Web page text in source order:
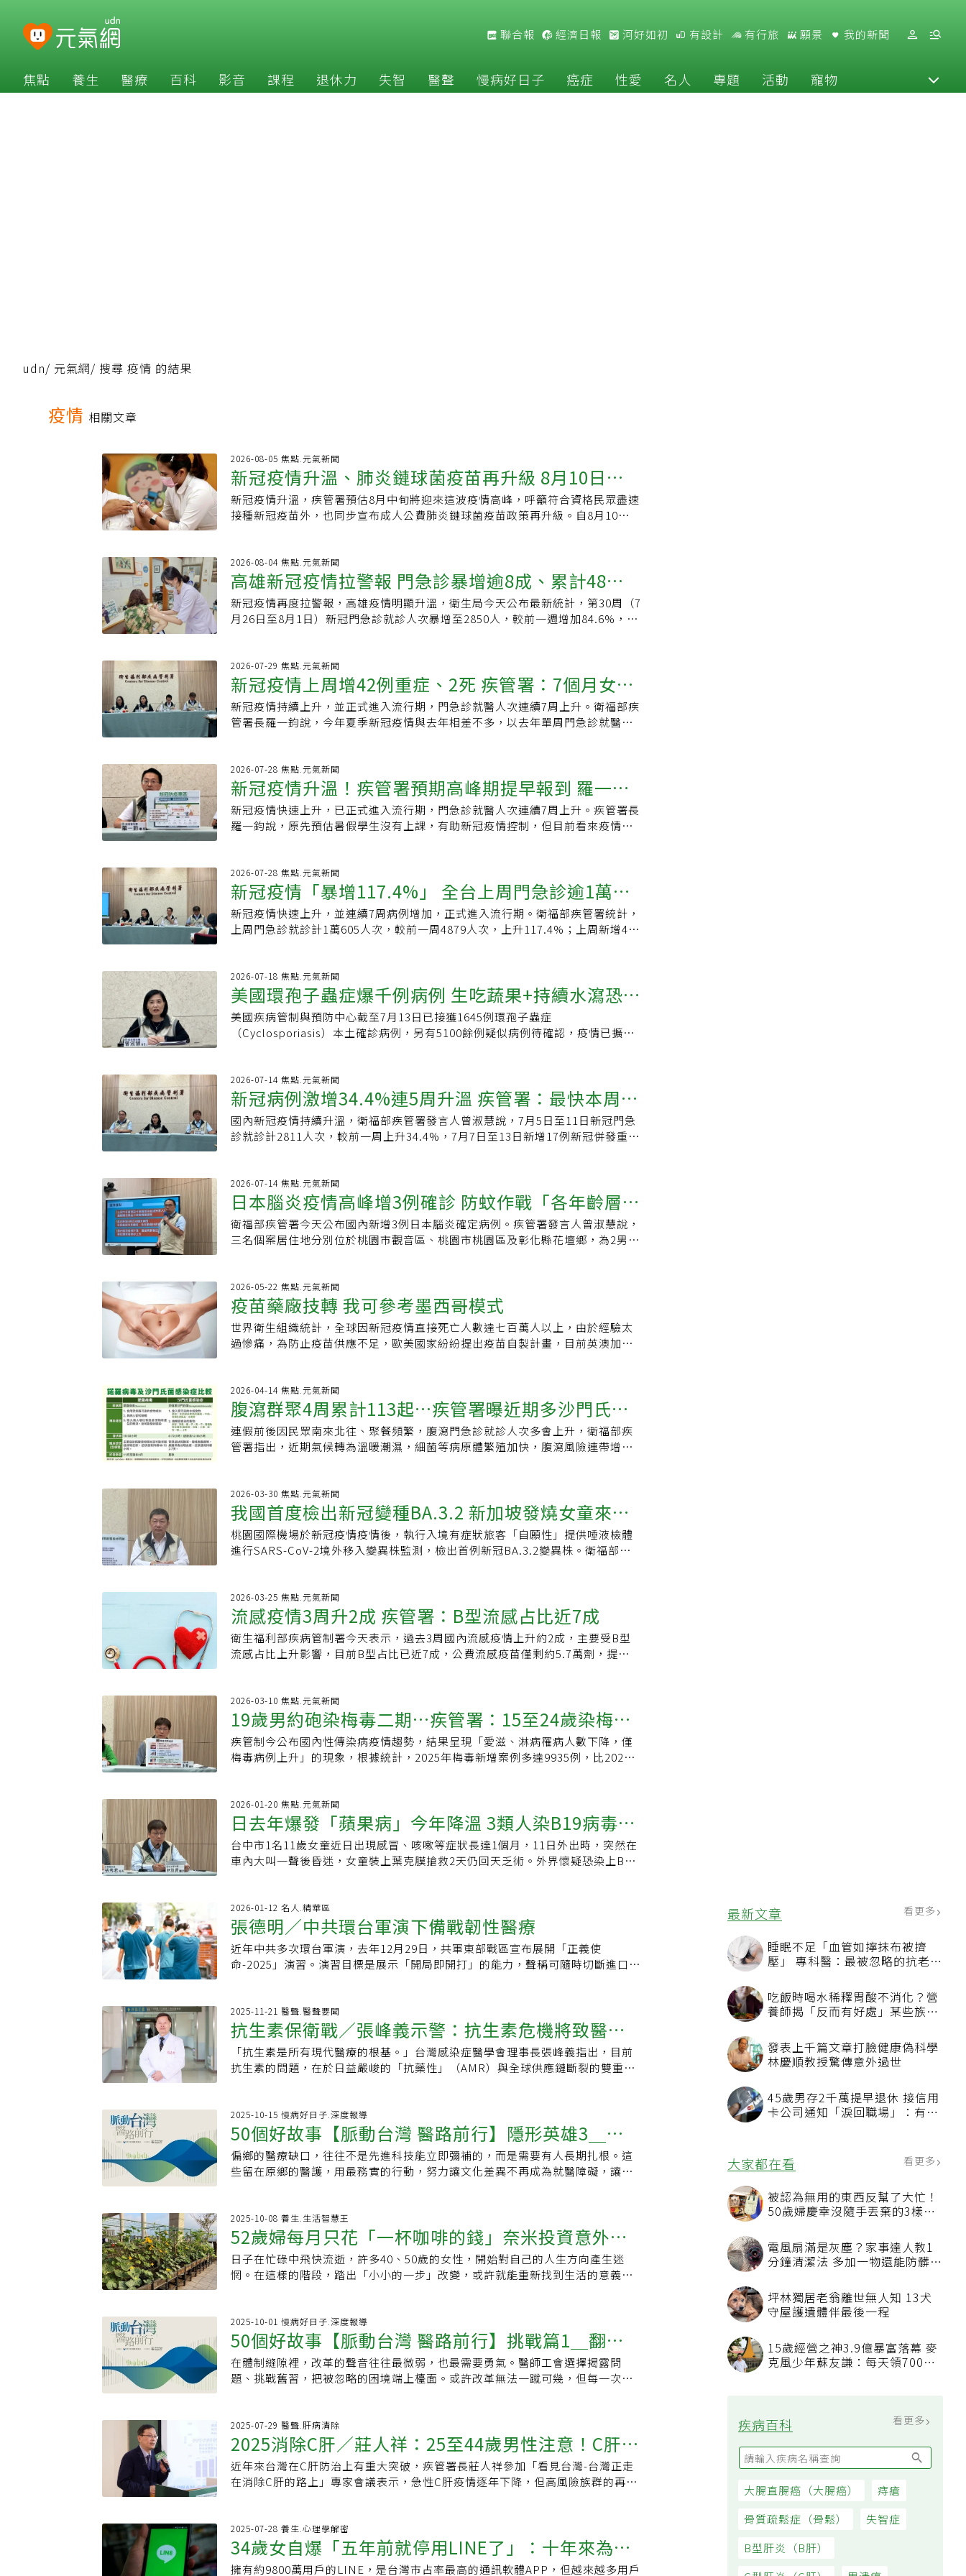
聯合報 經濟日報 河好如初 有設計 有行旅 願景 我的新聞
焦點 養生 醫療 百科 影音 課程 退休力 失智 醫聲 慢病好日子 癌症 性愛 名人 專題 活動 寵物
睡眠不足「血管如擰抹布被擠
壓」 專科醫：最被忽略的抗老方
法
吃飯時喝水稀釋胃酸不消化？營
養師揭「反而有好處」某些族群
才要禁
林慶順教授驚傳意外過世
udn/ 元氣網/ 搜尋 疫情 的結果
疫情 相關文章
2026-08-05 焦點.元氣新聞
新冠疫情升溫、肺炎鏈球菌疫苗再升級 8月10日起
「一劑搞定」
新冠疫情升溫，疾管署預估8月中旬將迎來這波疫情高峰，呼籲符合資格民眾盡速
接種新冠疫苗外，也同步宣布成人公費肺炎鏈球菌疫苗政策再升級。自8月10日
（PCV13＋PPV23）的兩劑接種模式。疾管署指出，今年1月15日起，已提供65
歲以上長者、55至64歲原住民，以及19至64歲侵襲性肺炎鏈球菌感染症（IPD）
高風險族群公費接種1劑PCV20，如今再新增PCV21供民眾選擇。經衛福部傳染病
防治諮詢會預防接種組（ACIP）綜合臨床試驗、國際接種建議及國內流行病學資
料評估，認為PCV20與PCV21保護效果沒有優劣之分，符合資格者可依醫師建議
15價疫苗者，只要符合規定間隔時間，也可銜接補接1劑新型疫苗。不過，若過去
已完整接種PCV13（或PCV15）加PPV23，或已接種過PCV20、PCV21者，原則
上已具完整保護力，不需再次施打。而19至64歲高風險族群若於65歲前已完成舊
制接種，年滿65歲且距前一劑滿5年後，可再追加1劑PCV20或PCV21，以進一步
性病患者常見的致命感染源之一，感染後可能造成嚴重併發症，尤其65歲以上長
者、免疫功能低下者及多重慢性病患者，罹患重症與死亡風險明顯較高。疾管署
希望透過簡化接種流程，由過去兩劑改為單劑接種，提高民眾接種意願，建立更
完整的免疫保護。新冠疫情預估於8月中旬將達疫情高峰，疾管署已發函提醒醫
界，目前新冠感染個案仍應優先使用倍拉維（Paxlovid）及瑞德西韋
治療選項，確保高風險患者仍能及時接受抗病毒治療，降低重症及死亡風險。
2026-08-04 焦點.元氣新聞
高雄新冠疫情拉警報 門急診暴增逾8成、累計48例7
死
新冠疫情再度拉警報，高雄疫情明顯升溫，衛生局今天公布最新統計，第30周（7
月26日至8月1日）新冠門急診就診人次暴增至2850人，較前一週增加84.6%，累
市疫苗庫存僅剩1萬餘劑，衛生局呼籲符合資格民眾盡快接種，以免錯失保護力。
衛生局指出，高雄截至目前累計48例新冠併發重症，其中7例死亡，死亡個案皆為
65歲以上長者，反映高齡族群仍是疫情衝擊最嚴重的一群。目前高雄65歲以上長
者疫苗接種率僅25.8%，仍有近四分之三長者處於保護力不足狀態，若本身有慢
性疾病，更應儘速完成接種，以降低重症及死亡風險。疫情升溫也帶動疫苗施打
自去年10月1日起滿6個月以上、尚未接種本季疫苗者皆符合資格，尤其經常搭乘
大眾運輸、出入人潮密集場所，或近期有出國規畫民眾，更應把握最後接種機
會，也能降低將病毒帶回家中、傳染高齡親友風險。衛生局提醒，疫苗接種後約
需2周才能建立足夠保護力，除接種疫苗外，民眾仍應落實自主防疫，進入醫療院
2026-07-29 焦點.元氣新聞
新冠疫情上周增42例重症、2死 疾管署：7個月女嬰
成今年最小重症病例
新冠疫情持續上升，並正式進入流行期，門急診就醫人次連續7周上升。衛福部疾
管署長羅一鈞說，今年夏季新冠疫情與去年相差不多，以去年單周門急診就醫逾1
亡，其中，42例本土重症病例創今年新高，更有今年年齡最小的重症個案。疾管
署防疫醫師林詠青說，2位死亡病例中，一名為70多歲男性，患有糖尿病等慢性疾
病，於去年10月曾接種新冠疫苗，但未接種第2劑疫苗，7月中旬出現發燒症狀，
並到醫院就醫，經新冠快篩為陽性，給予抗病毒藥物治療，但2天後卻出現意識喪
失，失去呼吸、心跳，經急救無效於當天死亡，死因為新冠病毒感染，合併雙側
未曾接種。7月下旬，家屬發現女嬰出現全身發燙症狀，送醫過程中又出現全身抽
搐、眼睛上吊、嘴唇發紫等症狀，經確診感染新冠病毒，並收治於加護病房治
療，目前已經退燒、恢復意識，但仍在加護病房觀察中。林詠青說，目前已開放6
個月以上的全國民眾都能接種新冠疫苗，呼籲符合接種條件應盡速接種。另提醒
險。
2026-07-28 焦點.元氣新聞
新冠疫情升溫！疾管署預期高峰期提早報到 羅一
鈞：落在8月「這時候」
新冠疫情快速上升，已正式進入流行期，門急診就醫人次連續7周上升。疾管署長
羅一鈞說，原先預估暑假學生沒有上課，有助新冠疫情控制，但目前看來疫情比
原期一至二周，9月下旬開始下降。疾管署統計，7月20至26日接種疫苗人數，包
括第一劑、第二劑合計為7607人，相較前一周的2655劑，打氣明顯翻了3倍。羅
一鈞指出，各縣市衛生局回報新冠疫苗的需求量都有明顯上升。因此，昨天、今
天已配送6000劑疫苗給予台北市，全國共配送2.8萬劑，7月30日會再配送8萬
劑，預估本周共配送10.8萬劑疫苗。羅一鈞表示，去年5月中旬至7月的夏季流行
應台北市基層診所及民眾的需求。至於藥物，有民眾反應先前染疫時，醫師多開
立莫納皮拉維，但這次好像拿不到。羅一鈞說，主因是食藥署給予莫納皮拉維的
緊急授權已在2024年12月31日屆期，最後剩下的500多人份已在7月25日全數屆
效，目前全數改用舒冠效（Xocova），目前有1.7萬人份，此為日本藥物，也是
拉維（Paxlovid）尚有16.8萬人份、注射用瑞德西韋庫存15.3萬劑。羅一鈞提
醒，原本預估說暑假因學生沒有上課，有助新冠疫情控制，但目前看來疫情反而
比預估提早達到高峰期，且單周就診人次也有稍微上修，因此暑期人潮活動多，
仍提醒民眾盡速施打疫苗，有症狀時應快篩、就醫，並多洗手、戴口罩。
2026-07-28 焦點.元氣新聞
新冠疫情「暴增117.4%」 全台上周門急診逾1萬人
次
新冠疫情快速上升，並連續7周病例增加，正式進入流行期。衛福部疾管署統計，
上周門急診就診計1萬605人次，較前一周4879人次，上升117.4%；上周新增42
月起，累計203例新冠併發重症本土病例，其中25例死亡，重症病例以65歲以上
長者占73.4%、具慢性病史者占83.7%，90.6%未接種本季新冠疫苗；近4周本土
病例變異株以NB.1.8.1為主。截至今年7月26日，本季新冠疫苗接種累計約174.2
萬人次，65歲以上長者接種率分別為第1劑21.01%、第2劑0.56%。資料顯示國內
重症病例仍以65歲以上長者及具慢性病史者為多，且9成以上都未接種本季新冠疫
Moderna疫苗約43.5萬劑及Novavax疫苗約0.2萬劑，其中Novavax新冠疫苗效
期至7月31日，呼籲尚未接種本季新冠疫苗者踴躍接種。也提醒65歲以上長者、
55歲以上原住民及免疫不全者等3類高風險對象，若已接種1劑且間隔6個月（180
天），請儘速接種第2劑，提升保護力，有效降低重症或死亡發生風險。疾管署表
瑞德西韋亦有庫存15.3萬劑。全球新冠陽性率近期上升，除東南亞及非洲區署，
各區署呈上升趨勢；鄰近的中國大陸、香港及日本疫情均上升，美國疫情自低點
略升；全球流行變異株以NB.1.8.1為主，其次為XFG及JN.1。
2026-07-18 焦點.元氣新聞
美國環孢子蟲症爆千例病例 生吃蔬果+持續水瀉恐已
被寄生蟲感染
美國疾病管制與預防中心截至7月13日已接獲1645例環孢子蟲症
（Cyclosporiasis）本土確診病例，另有5100餘例疑似病例待確認，疫情已擴及
師近期旅遊史。環孢子蟲症非我國法定傳染病，目前不會發布旅遊疫情警示。曾
淑慧說明，環孢子蟲症是由寄生蟲「環孢子蟲」（Cyclosporacayetanensis）所
引起的腸胃道感染，主要經由食用或飲用受汙染的食物或水而感染，感染後約2至
14天（平均約1周）開始出現症狀，最常見為持續性水樣腹瀉，也可能伴隨腹痛、
腹部絞痛、腹脹、食慾下降、噁心、疲倦及體重減輕等症狀；若未接受適當治
鮮蔬果有關。曾淑慧表示，預防環孢子蟲症應落實飲食及飲水衛生，食用生鮮蔬
果前應充分清洗，飲用安全潔淨的飲用水，避免飲用未經煮沸的水及食用來源不
明的生食；處理食物前、如廁後及進食前應以肥皂及清水確實洗手，並注意生、
熟食分開處理，避免交叉汙染，以降低感染風險。曾淑慧說，民眾如出現持續性
飲食史及接觸史，以利醫師及早診斷、治療及必要時進行相關檢驗。至於會不會
提升旅遊警示，曾淑慧表示，國內發布旅遊疫情建議等級主要是以法定傳染病、
疾病嚴重度來做評估，而環孢子蟲症非我國法定傳染病，在其他多數國家也不是
法定傳染病，目前不會發布旅遊疫情警示；疾管署會持續監測美國當地疫情狀
況。
2026-07-14 焦點.元氣新聞
新冠病例激增34.4%連5周升溫 疾管署：最快本周進
入流行期
國內新冠疫情持續升溫，衛福部疾管署發言人曾淑慧說，7月5日至11日新冠門急
診就診計2811人次，較前一周上升34.4%，7月7日至13日新增17例新冠併發重症
恐達5000人次。曾淑慧說，當醫院急診收治新冠病毒確診人次比率達疫情流行閾
值0.3%，即進入流行期。一旦新冠疫情進入流行期後，約為一個月至一個半月進
入高峰期，預計8月中旬至下旬達高峰期。疾管署統計，2023年夏季新冠疫情高
峰期感染達20萬人次，2024年12萬人次，2025年5、6月間有7萬多人次，預計今
年夏季新冠高峰期就診人次約5萬人次。不只台灣，中國大陸、日本、南韓、香港
保護力明顯減弱。多數民眾於秋冬接種疫苗或感染，到了隔年夏季，整體免疫保
護力降低，社區中易感族群增加，容易形成疫情。其次，新冠病毒持續演化，這
些變異株具有不同程度的免疫逃脫能力，使曾接種疫苗或感染者仍可能再次感
染。最後，雖然學校停課，但暑假旅遊、聚會增加與長時間待在空調室內等因
族群，應接種最新新冠疫苗，維持足夠保護力，降低感染後發生重症及死亡風
險。曾淑慧指出，自去年10月起，累計136例新冠併發重症本土病例，其中18例
死亡，重症病例以65歲以上長者占72.1%，及具慢性病史者占83.8%為多，
94.9%未接種本季新冠疫苗。全球近期新冠病毒陽性率上升，除東地中海呈下降
趨勢，其餘皆呈上升趨勢；鄰近國家與地區，如中國、香港、日本、韓國及新加
率分別為第1劑20.97%、第2劑0.51%。國際研究發現，接種當季新冠疫苗，可在
既有免疫力基礎上提供額外保護，可降低約48%至50%，因新冠病毒至急診或緊
急門診就醫風險，可降低約53%至55%住院風險。曾淑慧提醒，民眾出入醫療照
護機構及於人潮聚集且無法保持適當距離或通風不良場所時，建議自主佩戴口
市售家用快篩，並經醫師評估可針對具重症風險因子的新冠快篩陽性者開立抗病
毒藥物，降低感染後導致嚴重併發症或死亡風險。
2026-07-14 焦點.元氣新聞
日本腦炎疫情高峰增3例確診 防蚊作戰「各年齡層都
有風險」
衛福部疾管署今天公布國內新增3例日本腦炎確定病例。疾管署發言人曾淑慧說，
三名個案居住地分別位於桃園市觀音區、桃園市桃園區及彰化縣花壇鄉，為2男1
目前均住院治療中。疾管署防疫醫師林詠青說，桃園市觀音區及桃園區兩名個案
都是男性，本身都有一些慢性病。三位個案於六月中旬出現症狀，因症狀為腦炎
症狀，醫師通報日本腦炎，經疾管署實驗室檢驗確診。此三名個案因感染腦炎，
甚至有出現血氧下降情形，或有抽搐狀況，而入住加護病房。目前兩名男性個案
意識狀態都還沒有恢復，所以繼續在加護病房治療。至於，彰化縣花壇鄉的七十
查，3名個案居住地附近均有水稻田或鴿舍及豬舍等高風險場域，衛生單位已於個
案居住地周邊高風險場域懸掛誘蚊燈，提醒當地醫療院所提高通報警覺，同時加
強民眾衛教宣導及適齡幼童預防接種等防治措施。疾管署監測資料顯示，國內今
年已累計5例確定病例，台灣每年5至10月為日本腦炎流行季，其中6至7月為流行
都有感染風險，提醒民眾應提高警覺，不可掉以輕心。曾淑慧說，台灣傳播日本
腦炎的病媒蚊以三斑家蚊、環紋家蚊及白頭家蚊為主，常孳生於水稻田、池塘及
灌溉溝渠等處。大部分的人感染日本腦炎無明顯症狀，有症狀者會有頭痛、發燒
等症狀，嚴重則可能出現意識改變、對人時地不能辨別、全身無力等，甚至昏迷
或死亡。曾淑慧提醒，民眾應儘量避免於清晨或傍晚等病媒蚊活動時段，於豬
伊默克(IR3535)成分的防蚊藥劑。疾管署呼籲，預防日本腦炎最有效的方法為接
種日本腦炎疫苗，我國幼兒常規接種時程為出生滿15個月接種第1劑，間隔12個
月接種第2劑，民眾應按時帶家中適齡幼兒至各地衛生所或合約院所接種日本腦炎
疫苗，以避免因感染衍生嚴重後遺症。若住家或活動地鄰近豬舍、水稻田等高風
2026-05-22 焦點.元氣新聞
疫苗藥廠技轉 我可參考墨西哥模式
世界衛生組織統計，全球因新冠疫情直接死亡人數達七百萬人以上，由於經驗太
過慘痛，為防止疫苗供應不足，歐美國家紛紛提出疫苗自製計畫，目前英澳加等
力。疫苗研發是阻止新興病毒的主要工具，新冠疫情期間各國都面臨疫苗不足的
困境，英國在二○二一年至二○二二年間與國際藥廠簽署十年的合作關係，直接
設立ｍＲＮＡ原藥生產與臨床研發的基地，朝向「本土製造」的疫苗供應鏈前
進，並建立多產品生產能力，常態性可年產一億劑，但在疫情大流行時可擴充生
產二點五億劑，達自給自足的目的，該項計畫已在今年三月進入營運階段。同
人及澳洲主權。該設施正式運作後，也可年產一億劑疫苗，除持續供應新冠疫苗
外，技術平台也能快速開發禽流感或其他新出現病原體的疫苗。至於北美加拿大
則強調在地化供應鏈模式，國際藥廠在加拿大建立製造設施，並與當地研發團隊
合作及當地工廠自動充填，強化生產與供應鏈韌性，在去年九月已產出首批加拿
術轉移給墨西哥的本土藥廠，並利用既有的充填分裝能力，強化墨西哥在地生產
的能力。台大醫學院小兒科特聘教授黃立民認為，日本及韓國都曾經提到與國際
藥廠合作的計畫，而台灣或許可以參考墨西哥模式，由國際藥廠技轉相關技術，
在地生產充填分裝是較理想的狀況。
2026-04-14 焦點.元氣新聞
腹瀉群聚4周累計113起…疾管署曝近期多沙門氏菌
感染 研判疫情還會上升
連假前後因民眾南來北往、聚餐頻繁，腹瀉門急診就診人次多會上升，衛福部疾
管署指出，近期氣候轉為溫暖潮濕，細菌等病原體繁殖加快，腹瀉風險連帶增
上升，呼籲民眾參與近期宮廟進香活動，應注意手部衛生。疾管署指出，國內第
14周，4月5日至11日間，因腹瀉至醫院門急診就診人次，達12萬5205人次，較
前一周11萬9787人次上升4.5%。疾管署疫情中心主任郭宏偉指出，全國近4周共
接獲113起腹瀉群聚通報案件，發生場所以餐旅宿業為主，其中依病原體區分，檢
出諾羅病毒比率78.1%，細菌行病原則占12.5%，分別為金黃色葡萄球菌4件、沙
廟盛事有關。曾淑慧指出，近期氣溫上升，病原體繁殖速度增加，容易引發腸胃
道傳染性疾病，呼籲民眾參與進香活動時，應注意手部衛生、呼吸道禮節，也要
確保食物「煮熟再吃」，如有相關症狀，盡量待在家中休息。曾淑慧說，上周2起
重大腹瀉群聚事件，均為沙門氏菌感染，而整體案件中大宗為諾羅感染，分析二
物，如未煮熟的雞蛋、肉類等，或接觸受感染的家禽、馬牛等。諾羅病毒主要症
狀為腹瀉或嘔吐，並伴隨低燒等症狀，通常持續時間為48至72小時，潛伏期10至
50小時，好發時間為每年11月至隔年4月；沙門氏菌常見症狀包括腹瀉、發燒、
腹痛等，嚴重時可能出現血便，症狀通常持續2至7天，好發時間為夏季。曾淑慧
建議民眾應避免生食生飲，澈底煮熟後再食用；食品應妥善覆蓋與保存，食用前
2026-03-30 焦點.元氣新聞
我國首度檢出新冠變種BA.3.2 新加坡發燒女童來台
旅遊一周
桃園國際機場於新冠疫情疫情後，執行入境有症狀旅客「自願性」提供唾液檢體
進行SARS-CoV-2境外移入變異株監測，檢出首例新冠BA.3.2變異株。衛福部疾
關注該病毒於各類新冠病毒的占比及流行情形。林明誠說，檢出個案為新加坡籍
10歲女童，屬於境外移入個案，其3月14日搭機來台旅遊，個案因發燒至38.5
度，由疾管署桃機檢疫站攔檢，且自願提供唾液檢體篩檢，經送疾管署研檢中心
檢驗，驗出BA.3.2。該女童入境前14天皆在新加坡，來台旅遊為3月14日至20
日。經檢疫人員進階詢問，個案近12個月內未接種新冠疫苗。林明誠說，經
以NB.1.8.1為多，若單看沖繩縣，近四周疫情上升1.2倍，第9周至第12周定醫平
均報告數自1.56上升至3.47。沖繩最近一周是全國第二高的縣，僅次於岩手縣，
但變異株資訊只有全國的，並沒有個別地區的資訊。林明誠說，依世界衛生組織
（WHO）評估，目前疫苗對BA.3.2仍具重症保護力，呼籲新冠重症高風險族群，
2026-03-25 焦點.元氣新聞
流感疫情3周升2成 疾管署：B型流感占比近7成
衛生福利部疾病管制署今天表示，過去3周國內流感疫情上升約2成，主要受B型
流感占比上升影響，目前B型占比已近7成，公費流感疫苗僅剩約5.7萬劑，提醒高
1周8萬9500人次上升6.5%。社區流行之呼吸道病原體，李佳琳說明，以流感病
毒為主，主要流行B型占69.6%，其次為A型H3N2占27.8%。3月17日至23日新
增12例流感併發重症病例及4例死亡病例；本流感季累計591例重症，其中118例
死亡，重症病例以65歲以上長者占60%及具慢性病史者占82%為多，82%未接種
本季流感疫苗。疾管署發言人林明誠表示，值得注意的是，流感疫情近3周疫情緩
年長者跟重症高風險族群仍要抓緊時間，趕快去打疫苗，以減低重症死亡風險。
國際疫情部分，疾管署表示，鄰近之日韓、中國及香港疫情均下降或低於基線
值，其中香港流行A型H3N2，其餘流行B型，新加坡疫情持平。
2026-03-10 焦點.元氣新聞
19歲男約砲染梅毒二期…疾管署：15至24歲染梅毒
病例年增8％ 增幅最高
疾管制今公布國內性傳染病疫情趨勢，結果呈現「愛滋、淋病罹病人數下降，僅
梅毒病例上升」的現象，根據統計，2025年梅毒新增案例多達9935例，比2024
年，全國新增愛滋病患者為879例、淋病6417例，與前年相比，分別下降12%與
16%，僅有梅毒病例上升2%。疾管署副主任李佳琳表示，梅毒罹病病例雖然以25
歲到34歲為最大宗，但15歲到24歲的年輕族群，從2020年起，就出現上升趨勢，
從2020年的938例，一路上升到去年的1892例。疾管署防疫醫師林詠青表示，梅
毒最大的陷阱是「你以為他痊癒了」，曾有一名19歲的男大生，使用交友軟體結
癒，沒想到兩個月後，手腳出現紅疹，合併發燒，經診斷已是梅毒第二期。林詠
青強調，梅毒的第一期為無痛性生殖器潰瘍（硬性下疳）、二期梅毒的手掌腳底
紅疹，這兩個期別都可能幾個禮拜後就會痊癒，事實上，這是梅毒的障眼法，梅
毒病毒此時正在體內大肆擴張，不僅會侵犯心臟血管、神經系統，此時也具有
類似感冒症狀，如發燒、喉嚨痛、倦怠或淋巴腫大，容易被忽略。一旦有不安全
性行為，一定要在七十二小時內盡速就醫，經醫師評估使用HIV暴露後預防性投
藥，並連續服藥28天，可大幅降低感染愛滋病毒的風險。疾管署指出，為提升國
人性傳染病防治知能及提升篩檢可近性，已於Line@疾管家建置「性健康友善資
源地圖」，內容包括愛滋自我篩檢/匿名篩檢院所及指定醫事機構、性傳染病匿名
2026-01-20 焦點.元氣新聞
日去年爆發「蘋果病」今年降溫 3類人染B19病毒需
注意...釀心肌炎恐致死
台中市1名11歲女童近日出現感冒、咳嗽等症狀長達1個月，11日外出時，突然在
車內大叫一聲後昏迷，女童裝上葉克膜搶救2天仍回天乏術。外界懷疑恐染上B19
率恐達3成。疾管署防疫醫師林詠青表示，B19病毒在日本被稱為「蘋果病」，國
內的正式的名稱為「傳染性紅斑」。B19微小病毒通常造成的症狀都是輕微，且
可以自行痊癒，傳染途徑與一般呼吸道傳染病類似，主要是透過飛沫傳染。人體
若暴露到病毒後，約經過4天到14天左右就會出現症狀，部分患者屬於「無症狀感
染者」。林詠青說，B19微小病毒主要是發生在小朋友身上，初期症狀如發燒、
症狀就需提高警覺，並提醒醫師孩子身體出現鮮紅色皮疹，而孩子的皮疹通常會
自行痊癒。相較於孩子，成人感染B19病毒後，出現皮疹的狀況較為少見，成人
通常會關節痛跟關節炎的症狀，這類症狀也會自行痊癒。而B19病毒較特別之
處，是會侵犯到其他的器官系統，像慢性血液性疾病、免疫功能低下及孕婦要特
或水腫，也有可能會有死胎等狀況。林詠青也提醒，B19微小病毒可能造成心
臟、神經跟肝腎方面的感染的症狀，心臟比較危險的狀況是造成心肌炎、神經系
統可能會造成腦炎或腦膜炎、在肝腎可能會造成肝炎或是腎臟發炎。以往發現造
成致死的狀況最常見是心肌炎，一般病毒感染都有可能會造成心肌炎，且以往發
現感染造成心肌炎致死率大約三成。林詠青說，B19微小病毒目前沒有特效藥、
前往人潮比較多公共場合，還是要戴口罩才可以避免透過飛沫感染。至於全球病
毒流行狀況，防疫辦公室主任李佳琳說明，B19微小病毒並非法定傳染病，不過
日本、美國將他列為監測項目，不過資料也不算多。在2025年其實就有一波的疫
情，日本從去年的10月後，疫情開始下降，那在今年的部分看到他目前疫情是有
之間，占比是最多，每一年大概是4到6年左右會有一個比較大型的疫情。總體來
看，日本在去年曾大流行，初步觀察今年疫情未超過去年；美國因為他的疫情大
概是前兩年是有比較大的疫情，不過最近的數據並不是非常的清楚，將再繼續蒐
集。
2026-01-12 名人.精華區
張德明／中共環台軍演下備戰韌性醫療
近年中共多次環台軍演，去年12月29日，共軍東部戰區宣布展開「正義使
命-2025」演習。演習目標是展示「開局即開打」的能力，聲稱可隨時切斷進口能
人稠，更不能有居危思安的幻想。醫療系統亦會在第一聲槍響後即刻進入最嚴苛
的戰場狀態，並接受考驗。但醫療院所也唯有先存活得下來，才能談救死扶傷。
畢竟，醫院無法高掛免戰牌就自外於現代戰爭。醫院存活救人 需要兩種能力活得
下來的關鍵，臺北榮民總醫院曾在行政院關鍵基礎設施的演練競賽中獲得寶貴經
驗，那是在日常教學、研究、診療外的另一個領域。基本上可分為兩大部分：
焦慮的病人與親朋好友。因此，考慮的重要因素包括能源、水電的不斷；血庫、
氧氣、藥品、敷料、器械的供應；醫護和維護人力的調配；飲食被服的補充；資
訊和客服的準備；甚至宿舍的興建等等。必須預設最差狀況下的完善供應鏈，精
算自行運作的承載天數，可靠外援的時程和來源，力求醫院的持續有效運作。
準備。面對海空封鎖 須有設想演練新冠疫情期間，大多數醫院都有與傳染病和一
般病人兩面作戰的經驗。若未來海空封鎖、交通中斷、且遭逢攻擊，必須有區域
聯防的概念、設計和演練。或可以軍醫院與輔導會醫院為主，因已有北、中、
南、東、外島醫院和醫護人員配置，且有完善的指揮系統，其他公私立醫院為
輔，畫定責任範圍、連鎖關係，尤其重要的是指揮系統。平日定期演練，互通有
時亦復如是。唯韌性的強度，取決於無微不至吹毛求疵的設想和不厭其煩腳踏實
地的演練，切不可等閒視之。
2025-11-21 醫聲.醫聲要聞
抗生素保衛戰／張峰義示警：抗生素危機將致醫療
體系崩潰，台灣面臨「無藥可用」
「抗生素是所有現代醫療的根基。」台灣感染症醫學會理事長張峰義指出，目前
抗生素的問題，在於日益嚴峻的「抗藥性」（AMR）與全球供應鏈斷裂的雙重夾
果，若還不採取行動，恐導致醫療體系的崩潰。抗藥性恐成全球公衛危機張峰義
提到，抗生素問題的核心，在於日益嚴峻的抗藥性。「若沒有抗藥性，傳統幾種
抗生素就足以應對大多數感染，但現在情況越來越嚴重。」他強調，早在COVID-
19疫情之前，抗藥性已被世界各國視為頭號公衛危機之一，英國甚至由國務總理
卡麥隆出面主持，更委託高級經濟專家組成團隊，評估抗藥性對全球GDP的嚴重
家級戰略，因為他們預見了二十年後若無藥可用的災難性後果。抗生素研發動能
不足、供應鏈脆弱不堪為應對抗藥性，國際共識是「雙管齊下」，一是加強新抗
生素的研發，二是做好現有抗生素的管理。然而，這兩條路在台灣都走得步履蹣
跚。張峰義直言，「尤其藥廠不願意投入抗生素研發，已是數十年來的沉痾。」
的研發成本。這使得從最基礎的學術研究到後續的產學合作，整個創新鏈條缺乏
市場動能。他更進一步點出迫在眉睫的危機，「西方國家的治療指引，在亞洲可
能無法完全借鏡。」原因在於亞洲國家根本沒有那麼多先進的後線抗生素，若硬
是遵循西方指引，許多病人將面臨無藥可用的窘境。因此，發展「在地化」的治
療指引與製造能力迫在眉睫。他以菲律賓為例，該國已出現因抗生素不足，而無
至三種，且不一定是首選藥物，醫師在治療上已是「非常勉強」地在支撐。建構
台灣的「抗生素韌性」面對如此複雜的困境，張峰義提出須採取「雙軌並行」的
戰略，政府對外積極引進新型抗生素，並暢通進口管道；對內應強化自製，不能
完全依賴進口，必須扶植本土抗生素產業。最後，張峰義更呼籲政府部門、學
療體系，將因抗生素支持不足而崩塌。」
2025-10-15 慢病好日子.深度報導
50個好故事【脈動台灣 醫路前行】隱形英雄3＿原
鄉守護者
偏鄉的醫療缺口，往往不是先進科技能立即彌補的，而是需要有人長期扎根。這
些留在原鄉的醫護，用最務實的行動，努力讓文化差異不再成為就醫障礙，讓
德文記者陳慶安／台北報導「只要我還當主任的一天，這句話就會一直掛在牆
上，提醒自己莫忘初衷。」在桃園復興區衛生所主任林德文的辦公室裡，掛著一
塊用路邊石板拼出的泰雅語「謝謝你」。這是病人家屬為了感謝他治好母親所留
下的禮物，也成為他堅持守護原鄉醫療的象徵。經濟弱勢 孕婦為省錢沒接受產檢
同為泰雅族的林德文，曾在醫學中心任職，因公費生身分來到復興區，看見原鄉
「等孩子要出生的時候我再去繳健保費」，這番話令林德文印象深刻，「代表她
為了省錢，整個孕期都沒有接受產前檢查，我很生氣這種事情居然在2008年還會
發生。」除了行醫，林德文也積極參與政策推動。2023年，「原住民族健康法」
歷經十多年努力終於通過，成為重要里程碑，林德文也是這項法案的幕後推手之
府統治時期，強制改變了原住民族的語言、生活習慣和社會經濟結構，造成了兩
代相傳的社會弱勢。例如飲酒文化，本是節慶時才使用的珍貴物資，但殖民者剝
奪了原民賴以生存的狩獵習慣和土地，再以酒作為控制手段，導致先人們藉酒消
愁，也讓後代對飲酒習慣產生誤解。針對許多學術研究常將原民的酒精濫用視為
健康問題的主因，他強調，貧窮與缺乏機會導致的不健康生活習慣，才是背後更
說，原鄉只有基層診所和衛生所，若要進一步治療，往往需長途奔波到市區，許
多病患等到病情惡化才轉診，錯失早期治療機會。此外，專科制度同樣不合時
宜，林德文說明，都市或許有足夠的專科醫師和醫療機構，但偏鄉卻不存在。醫
2025-10-08 養生.生活智慧王
52歲婦每月只花「一杯咖啡的錢」奈米投資意外獲
得大大滿足和收穫
日子在忙碌中飛快流逝，許多40、50歲的女性，開始對自己的人生方向產生迷
惘。在這樣的階段，踏出「小小的一步」改變，或許就能重新找到生活的意義。
「種菜人生」，也因此獲得久違的心靈滿足。從外食族到種菜族 疫情改變生活
習慣過去長年在大都市租屋的她，工作繁忙，常因出差讓家中植物枯萎。她坦
言：「以前最多只養過仙人掌或觀葉植物，料理也不拿手，很少自己開伙，時常
外食，從沒想過自己會種菜。」直到疫情期間，長時間改為在家遠端工作，不必
再忍受漫長通勤，她才慢慢在自家陽台試著種植生菜、小番茄。當生活重心回到
約6000日圓(約1241台幣)，換算下來每月僅需500日圓(約103台幣)。「就算什麼
都沒收成，想一想也就只是一杯咖啡的價格，沒什麼好猶豫的。」她笑著說。於
是，今年3月，她正式承租了一塊農園土地。雖然當時天氣仍寒冷，但她每天都到
田裡翻土，等待春天播種的時機。她也發現，春天是一年中最多人想開始種植的
新的生活態度。從外食族到願意花時間親手種植，她在過程中感受到「生活可以
自己創造風景」，也獲得了與以往截然不同的幸福感。「雖然只是每月500日圓的
小花費，卻帶來無法用金錢衡量的收穫。」她說。
2025-10-01 慢病好日子.深度報導
50個好故事【脈動台灣 醫路前行】挑戰篇1＿翻轉
制度
在體制縫隙裡，改革的聲音往往最微弱，也最需要勇氣。醫師工會選擇揭露問
題、挑戰舊習，把被忽略的困境端上檯面。或許改革無法一蹴可幾，但每一次堅
著特殊的定位，但隨著社會的變遷與價值觀的多元，原本在一般人印象中光鮮亮
麗的醫師工作，已演變成為血汗行業，過勞、性平問題等過去藏在白色巨塔中，
視而不見的勞權問題，近年來才因為台北市醫師職業工會的成立，被攤在陽光
下。2017年成立 挑戰違法舊習台北市醫師職業工會2017年成立，工會持續爭取
受僱醫師勞動權益，從住院醫師納入勞基法、挑戰各醫院違法保證金，到疫情下
本；發起醫界性平學術調查填補官方數據空白；出任醫院評鑑觀察員，在醫療品
質和資源分配的討論中代表基層發聲，希望臨床工作者改善醫療環境的努力得到
社會支持。人力流失 讓醫療崩壞「有感」陳亮甫說，社會的氛圍的確已經改變，
2025-07-29 醫聲.肝病清除
2025消除C肝／莊人祥：25至44歲男性注意！C肝再
感染率上升，「這族群」恐中鏢
近年來台灣在C肝防治上有重大突破，疾管署長莊人祥參加「看見台灣-台灣正走
在消除C肝的路上」專家會議表示，急性C肝疫情逐年下降，但高風險族群的再感
歲青壯年男性，顯示不安全性行為和注射藥物族群（PWID），仍是急性C型肝炎
的主要感染對象。急性C肝疫情下降，再感染率卻逐漸升溫急性C型肝炎的通報與
監測機制近年來逐步完善，台灣自2018年啟動「國家消除C肝政策綱領」以來，
2025-07-28 養生.心理學解密
34歲女自爆「五年前就停用LINE了」：十年來為此
擁有約9800萬用戶的LINE，是台灣市占率最高的通訊軟體APP，但越來越多用戶